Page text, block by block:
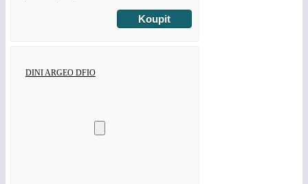
DINI ARGEO DFIO